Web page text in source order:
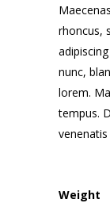
rhoncus,
nunc,
lorem.
tempus.
Weight